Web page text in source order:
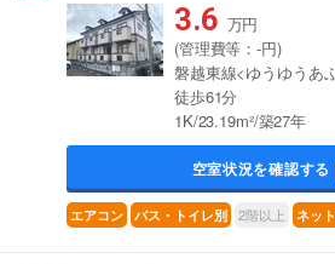
3.6 万円
(管理費等：-円)
磐越東線<ゆうゆうあ
徒歩61分
1K/23.19m²/築27年
空室状況を確認する
エアコン バス・トイレ別 2階以上 ネッ